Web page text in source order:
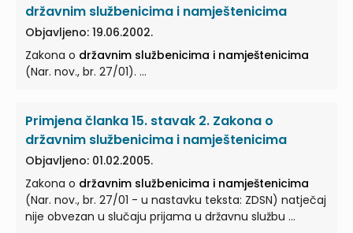
uvjeti za prijam u službu i postupak prijama lokalnih
službenika i namještenika utvrđuju se sukladno Zakonu
državnim službenicima i namještenicima
uvjeti po složenosti poslova određuju prema
jedinstvenim nazivima radnih mjesta, a postupak
državnim službenicima i namještenicima
Objavljeno: 19.06.2002.
Zakona o državnim službenicima i namještenicima
(Nar. nov., br. 27/01). ...
Primjena članka 15. stavak 2. Zakona o
državnim službenicima i namještenicima
Objavljeno: 01.02.2005.
Zakona o državnim službenicima i namještenicima
(Nar. nov., br. 27/01 - u nastavku teksta: ZDSN) natječaj
nije obvezan u slučaju prijama u državnu službu ...